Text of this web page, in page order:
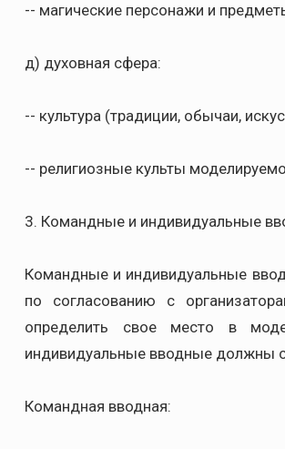
-- магические персонажи и
д) духовная сфера:
-- культура (традиции, обычаи,
-- религиозные культы
3. Командные и индивидуальные
Командные и индивидуальные
по согласованию с
определить свое место в
индивидуальные вводные
Командная вводная: